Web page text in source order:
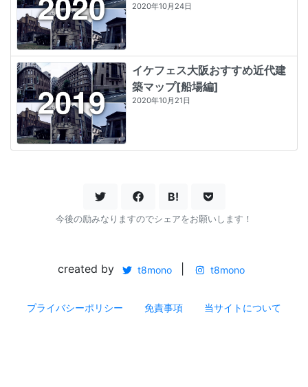
2020年10月24日
イケフェス大阪おすすめ近代建
築マップ[船場編]
2020年10月21日
B!
今後の励みなりますのでシェアをお願いします！
created by t8mono t8mono
プライバシーポリシー 免責事項 当サイトについて